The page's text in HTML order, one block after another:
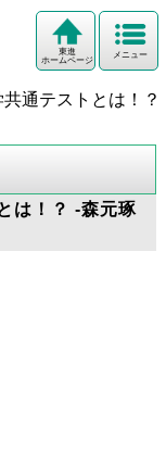
メニュー
東進
ホームページ
共通テストとは！？
は！？ -森元琢